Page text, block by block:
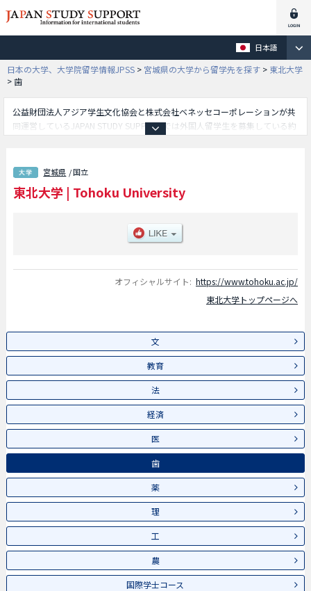
日本語
日本の大学、大学院留学情報JPSS > 宮城県の大学から留学先を探す > 東北大学
>歯
公益財団法人アジア学生文化協会と株式会社ベネッセコーポレーションが共
同運営しているJAPAN STUDY SUPPORTでは外国人留学生を募集している約
法学部や経済学部や医学部や歯学部や薬学部や理学部や工学部や農学部や国
際学士コース学部等、学部別情報や、募集定員や合格者数など入試情報、施
設案内、アクセスなど外国人留学生に必要な情報を掲載しているので是非ご
宮城県 / 国立
東北大学 | Tohoku University
オフィシャルサイト: https://www.tohoku.ac.jp/
東北大学トップページへ
文
教育
法
経済
医
歯
薬
理
工
農
国際学士コース